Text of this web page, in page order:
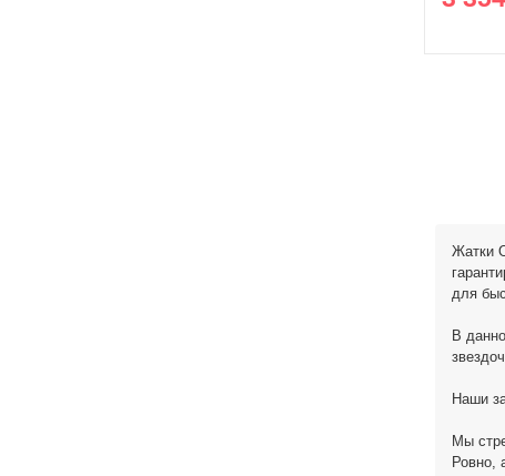
Жатки
для
В
Наши
Мы
Ровно,